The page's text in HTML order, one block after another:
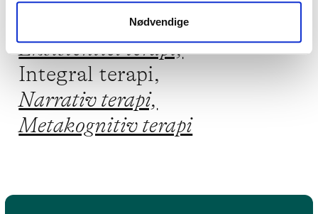
Nødvendige
Familieterapi,
Eksistentiel terapi,
Integral terapi,
Narrativ terapi,
Metakognitiv terapi